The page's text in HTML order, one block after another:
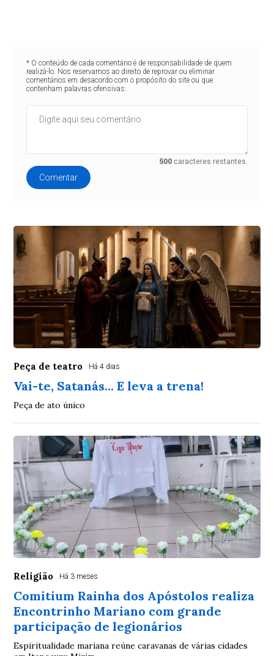
* O conteúdo de cada comentário é de responsabilidade de quem
realizá-lo. Nos reservamos ao direito de reprovar ou eliminar
comentários em desacordo com o propósito do site ou que
contenham palavras ofensivas.
500 caracteres restantes.
Comentar
Peça de teatro Há 4 dias
Vai-te, Satanás... E leva a trena!
Peça de ato único
Religião Há 3 meses
Comitium Rainha dos Apóstolos realiza
Encontrinho Mariano com grande
participação de legionários
Espiritualidade mariana reúne caravanas de várias cidades